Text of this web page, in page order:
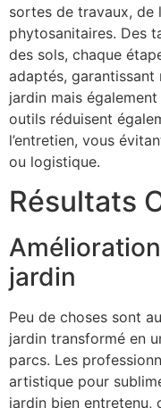
sortes de travaux, de
phytosanitaires. Des
des sols, chaque
adaptés,
jardin mais
outils réduisent
l’entretien, vous
ou logistique.
Résultats
jardin
Peu de choses sont
jardin transformé en
parcs. Les
artistique pour
jardin bien entretenu,